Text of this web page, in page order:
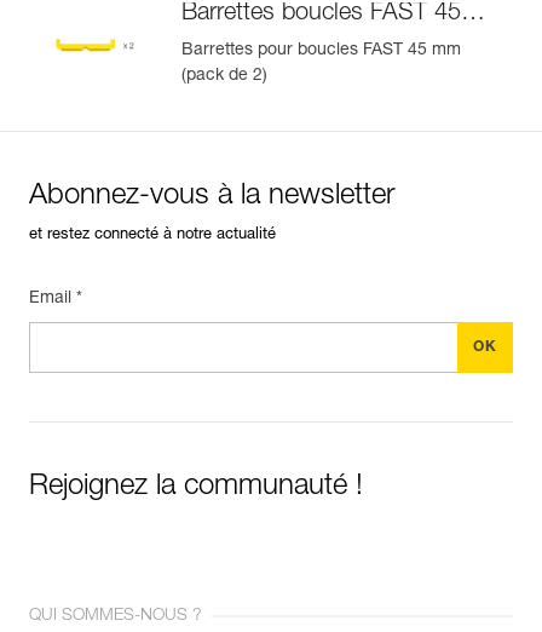
existantes.
Voir l'historique d'un produit à partir de sa date de
Barrettes boucles FAST 45
mm
Barrettes pour boucles FAST 45 mm
(pack de 2)
Abonnez-vous à la newsletter
et restez connecté à notre actualité
Email *
Rejoignez la communauté !
QUI SOMMES-NOUS ?